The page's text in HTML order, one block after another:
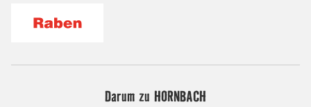
Darum zu HORNBACH